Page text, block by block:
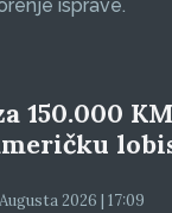
isprave.
150.000
2026 | 17:09